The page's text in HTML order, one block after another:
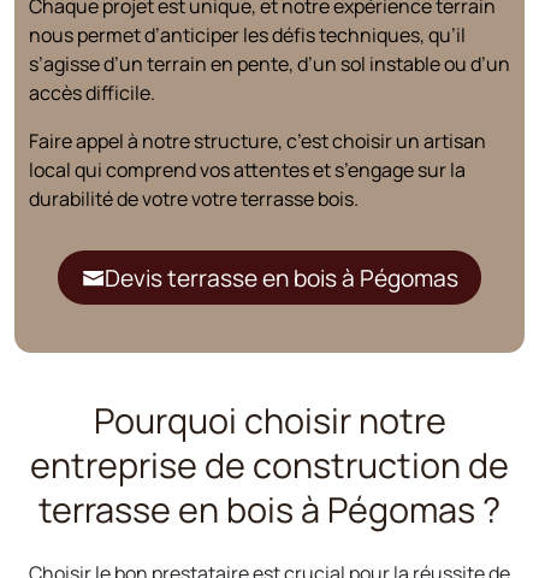
Chaque projet est unique, et notre expérience terrain
nous permet d’anticiper les défis techniques, qu’il
s’agisse d’un terrain en pente, d’un sol instable ou d’un
accès difficile.
Faire appel à notre structure, c’est choisir un artisan
local qui comprend vos attentes et s’engage sur la
durabilité de votre votre terrasse bois.
Devis terrasse en bois à Pégomas
Pourquoi choisir notre
entreprise de construction de
terrasse en bois à Pégomas ?